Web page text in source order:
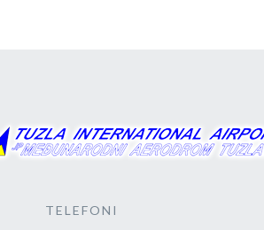
TELEFONI